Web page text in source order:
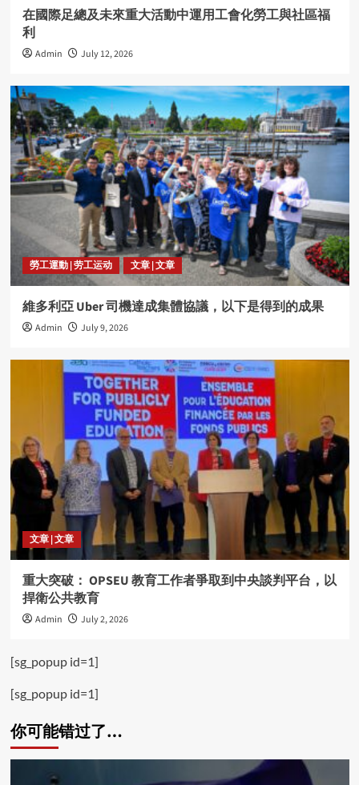
在國際足總及未來重大活動中運用工會化勞工與社區福
利
Admin July 12, 2026
勞工運動 | 劳工运动 文章 | 文章
維多利亞 Uber 司機達成集體協議，以下是得到的成果
Admin July 9, 2026
文章 | 文章
重大突破： OPSEU 教育工作者爭取到中央談判平台，以
捍衛公共教育
Admin July 2, 2026
[sg_popup id=1]
[sg_popup id=1]
你可能错过了…